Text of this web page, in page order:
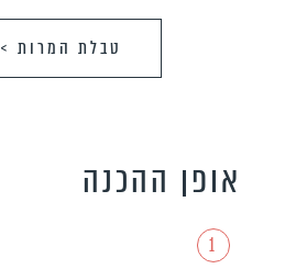
טבלת המרות >
אופן ההכנה
1